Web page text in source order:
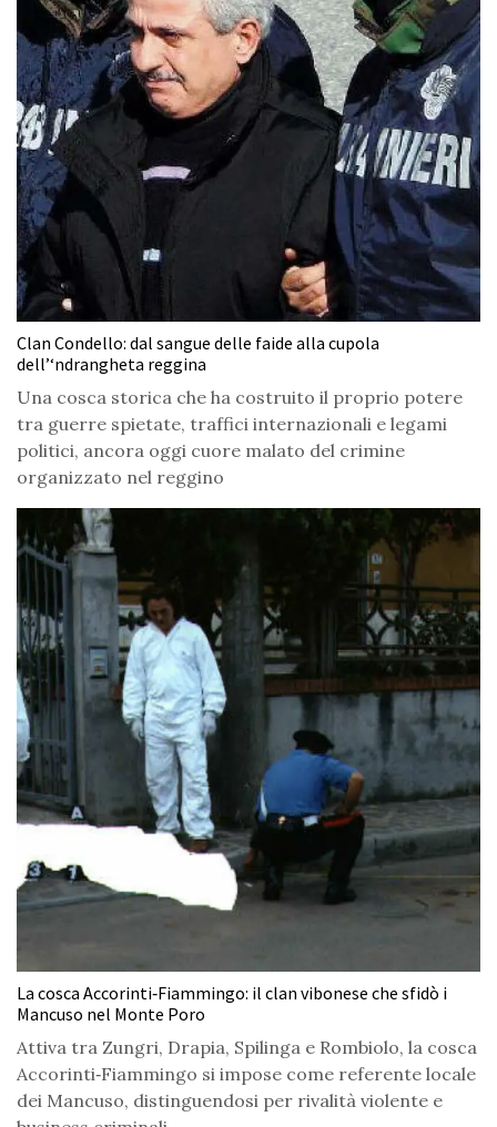
Clan Condello: dal sangue delle faide alla cupola
dell’‘ndrangheta reggina
Una cosca storica che ha costruito il proprio potere
tra guerre spietate, traffici internazionali e legami
politici, ancora oggi cuore malato del crimine
organizzato nel reggino
La cosca Accorinti‑Fiammingo: il clan vibonese che sfidò i
Mancuso nel Monte Poro
Attiva tra Zungri, Drapia, Spilinga e Rombiolo, la cosca
Accorinti‑Fiammingo si impose come referente locale
dei Mancuso, distinguendosi per rivalità violente e